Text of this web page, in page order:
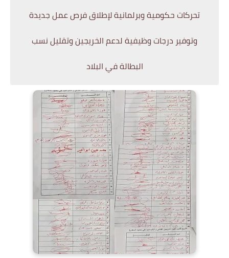
تحركات حكومية وبرلمانية لإطلاق فرص عمل جديدة
وتوفير درجات وظيفية لدعم الخريجين وتقليل نسب
البطالة في البلاد